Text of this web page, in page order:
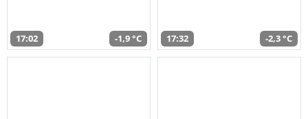
17:02 -1,9 °C 17:32 -2,3 °C